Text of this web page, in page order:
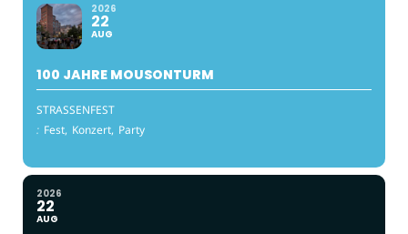
2026
22
AUG
100 JAHRE MOUSONTURM
STRASSENFEST
: Fest, Konzert, Party
2026
22
AUG